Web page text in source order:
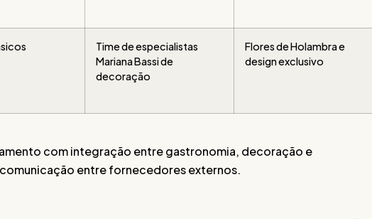
Time de especialistas
Mariana Bassi de
decoração
Flores de Holambra e
design exclusivo
com integração entre gastronomia, decoração e
entre fornecedores externos.